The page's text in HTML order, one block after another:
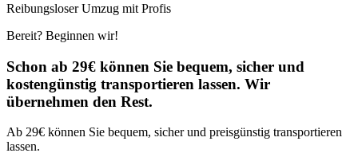
Reibungsloser Umzug mit Profis
Bereit? Beginnen wir!
Schon ab 29€ können Sie bequem, sicher und
kostengünstig transportieren lassen. Wir
übernehmen den Rest.
Ab 29€ können Sie bequem, sicher und preisgünstig transportieren
lassen.